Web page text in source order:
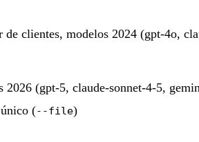
de clientes, modelos 2024 (gpt-4o,
2026 (gpt-5, claude-sonnet-4-5,
(--file)